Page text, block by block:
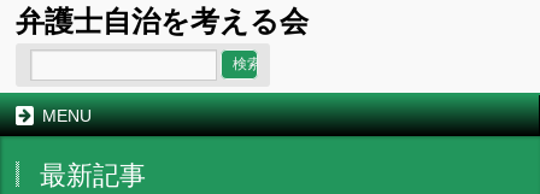
弁護士自治を考える会
MENU
最新記事